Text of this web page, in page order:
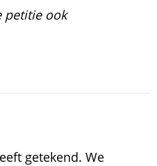
petitie ook
getekend. We